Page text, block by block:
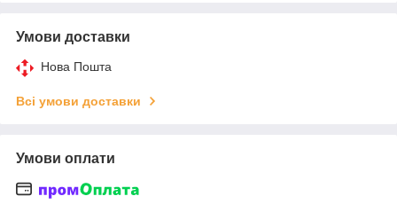
Умови доставки
Нова Пошта
Всі умови доставки
Умови оплати